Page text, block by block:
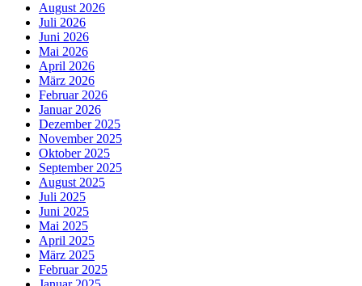
August 2026
Juli 2026
Juni 2026
Mai 2026
April 2026
März 2026
Februar 2026
Januar 2026
Dezember 2025
November 2025
Oktober 2025
September 2025
August 2025
Juli 2025
Juni 2025
Mai 2025
April 2025
März 2025
Februar 2025